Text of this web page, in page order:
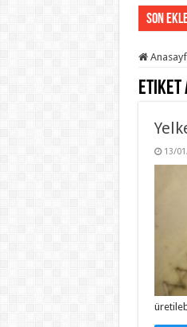
Son
Etiket
13/